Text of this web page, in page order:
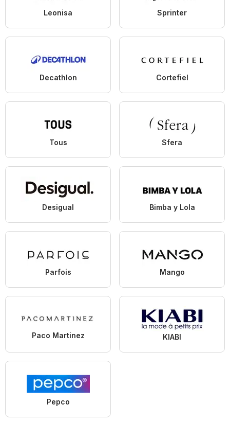
Leonisa Sprinter
Decathlon Cortefiel
Tous Sfera
Desigual Bimba y Lola
Parfois Mango
Paco Martinez KIABI
Pepco